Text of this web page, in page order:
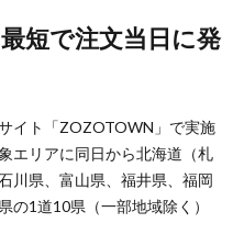
イト「ZOZOTOWN」で実施
エリアに同日から北海道（札
川県、富山県、福井県、福岡
の1道10県（一部地域除く）